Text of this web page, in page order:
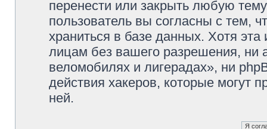
перенести или закрыть любую
пользователь вы согласны с тем,
храниться в базе данных. Хотя
лицам без вашего разрешения, ни
веломобилях и лигерадах», ни
действия хакеров, которые могут
ней.